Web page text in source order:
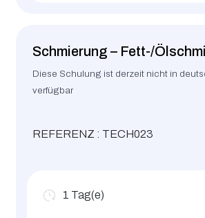
Schmierung – Fett-/
Diese Schulung ist derzeit nicht in
verfügbar
REFERENZ : TECH023
1 Tag(e)